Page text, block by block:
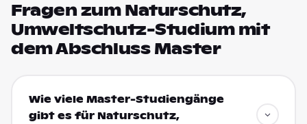
Fragen zum Naturschutz,
Umweltschutz-Studium mit
dem Abschluss Master
Wie viele Master-Studiengänge
gibt es für Naturschutz,